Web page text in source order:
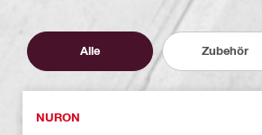
Alle Zubehör
NURON